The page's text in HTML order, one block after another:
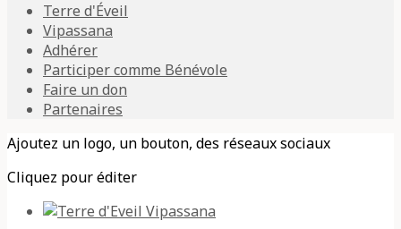
Terre d'Éveil
Vipassana
Adhérer
Participer comme Bénévole
Faire un don
Partenaires
Ajoutez un logo, un bouton, des réseaux sociaux
Cliquez pour éditer